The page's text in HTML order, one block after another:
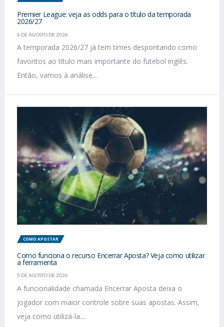
Premier League: veja as odds para o título da temporada
2026/27
6 DE AGOSTO DE 2026
A temporada 2026/27 já tem times despontando como
favoritos ao título mais importante do futebol inglês.
Então, vamos à análise...
COMO APOSTAR
Como funciona o recurso Encerrar Aposta? Veja como utilizar
a ferramenta
5 DE AGOSTO DE 2026
A funcionalidade chamada Encerrar Aposta deixa o
jogador com maior controle sobre suas apostas. Assim,
veja como utilizá-la....